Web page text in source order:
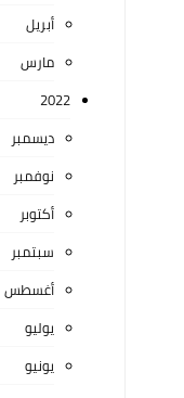
أبريل
مارس
2022
ديسمبر
نوفمبر
أكتوبر
سبتمبر
أغسطس
يوليو
يونيو